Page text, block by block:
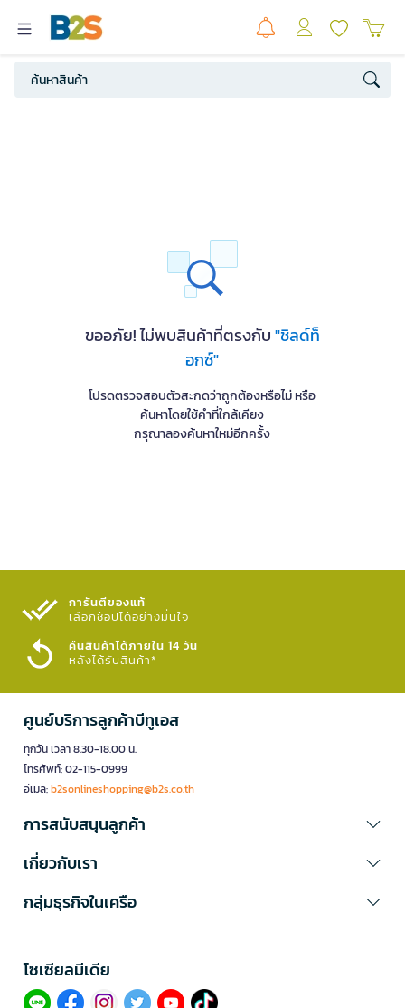
ขออภัย! ไม่พบสินค้าที่ตรงกับ"ชิลด์ท็
อกซ์"
โปรดตรวจสอบตัวสะกดว่าถูกต้องหรือไม่ หรือ
ค้นหาโดยใช้คำที่ใกล้เคียง
กรุณาลองค้นหาใหม่อีกครั้ง
การันตีของแท้
เลือกช้อปได้อย่างมั่นใจ​
คืนสินค้าได้ภายใน 14 วัน
หลังได้รับสินค้า*
ศูนย์บริการลูกค้าบีทูเอส
ทุกวัน เวลา 8.30-18.00 น.
โทรศัพท์: 02-115-0999
อีเมล:b2sonlineshopping@b2s.co.th
การสนับสนุนลูกค้า
เกี่ยวกับเรา
กลุ่มธุรกิจในเครือ
โซเซียลมีเดีย​